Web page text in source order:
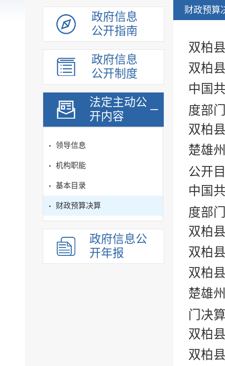
政府信息
公开指南
政府信息
公开制度
法定主动公
开内容
领导信息
机构职能
基本目录
财政预算决算
政府信息公
开年报
财政预算
双柏
双柏
中国
度部
双柏
楚雄
公开
中国
度部
双柏
双柏
双柏
楚雄
门决
双柏
双柏